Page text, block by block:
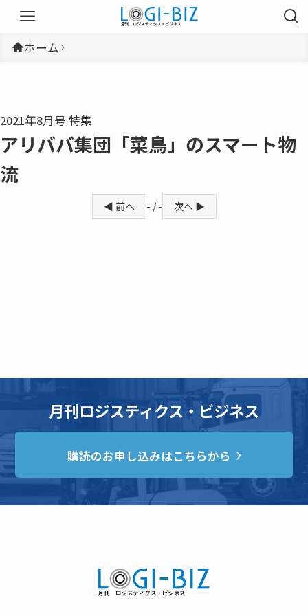
ホーム
2021年8月号 特集
アリババ集団「菜鳥」のスマート物
流
◀ 前へ - / - 次へ ▶
月刊ロジスティクス・ビジネス
購読のお申し込みはこちらから